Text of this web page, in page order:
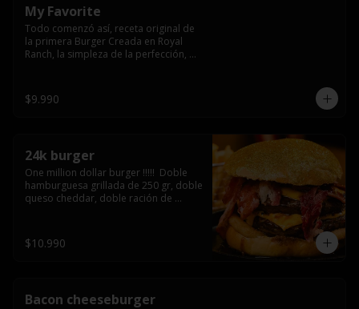
My Favorite
Todo comenzó así, receta original de
la primera Burger Creada en Royal
Ranch, la simpleza de la perfección,
queso cheddar
$9.990
24k burger
One million dollar burger !!!!!  Doble
hamburguesa grillada de 250 gr, doble
queso cheddar, doble ración de
gold glitter
$10.990
Bacon cheeseburger